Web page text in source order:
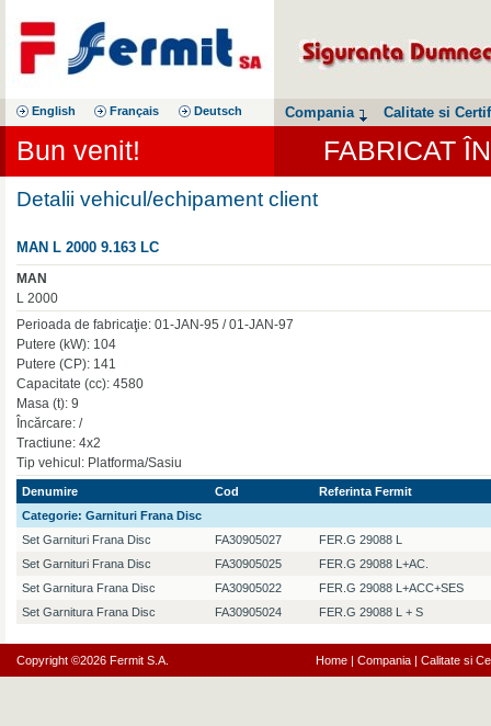
English Français Deutsch Compania Calitate si
Bun venit! FABRICAT
Detalii vehicul/echipament client
MAN L 2000 9.163 LC
MAN
L 2000
Perioada de fabricaţie: 01-JAN-95 / 01-JAN-97
Putere (kW): 104
Putere (CP): 141
Capacitate (cc): 4580
Masa (t): 9
Încărcare: /
Tractiune: 4x2
Tip vehicul: Platforma/Sasiu
Denumire Cod
Referinta Fermit
Categorie: Garnituri Frana Disc
Set Garnituri Frana Disc
FA30905027
FER.G 29088 L
Set Garnituri Frana Disc
FA30905025
FER.G 29088 L+AC.
Set Garnitura Frana Disc
FA30905022
FER.G 29088 L+ACC+SES
Set Garnitura Frana Disc
FA30905024 FER.G 29088 L + S
Copyright ©2026 Fermit S.A. Home| Compania| Calitate si